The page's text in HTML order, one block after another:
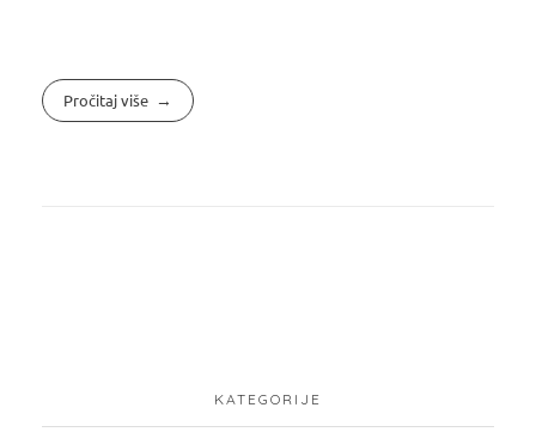
Pročitaj više
KATEGORIJE